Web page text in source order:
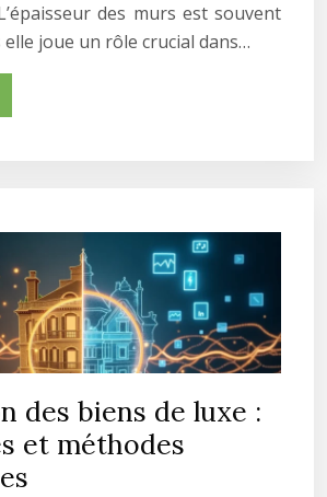
des murs est souvent
elle joue un rôle crucial dans…
des biens de luxe :
et méthodes